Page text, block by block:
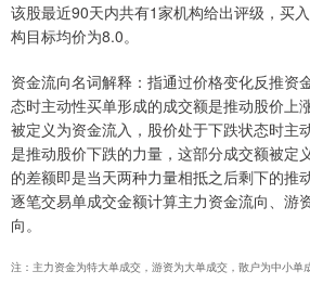
该股最近90天内共有1家机构给出评级，买
构目标均价为8.0。
资金流向名词解释：指通过价格变化反推资
态时主动性买单形成的成交额是推动股价上
被定义为资金流入，股价处于下跌状态时主
是推动股价下跌的力量，这部分成交额被定
的差额即是当天两种力量相抵之后剩下的推
逐笔交易单成交金额计算主力资金流向、游
向。
注：主力资金为特大单成交，游资为大单成交，散户为中小单